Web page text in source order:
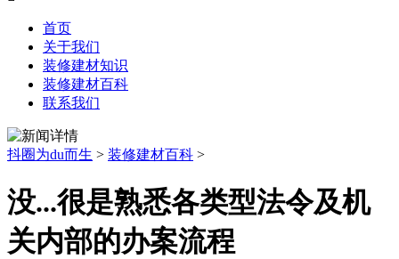
首页
关于我们
装修建材知识
装修建材百科
联系我们
抖圈为du而生 > 装修建材百科 >
没...很是熟悉各类型法令及机
关内部的办案流程